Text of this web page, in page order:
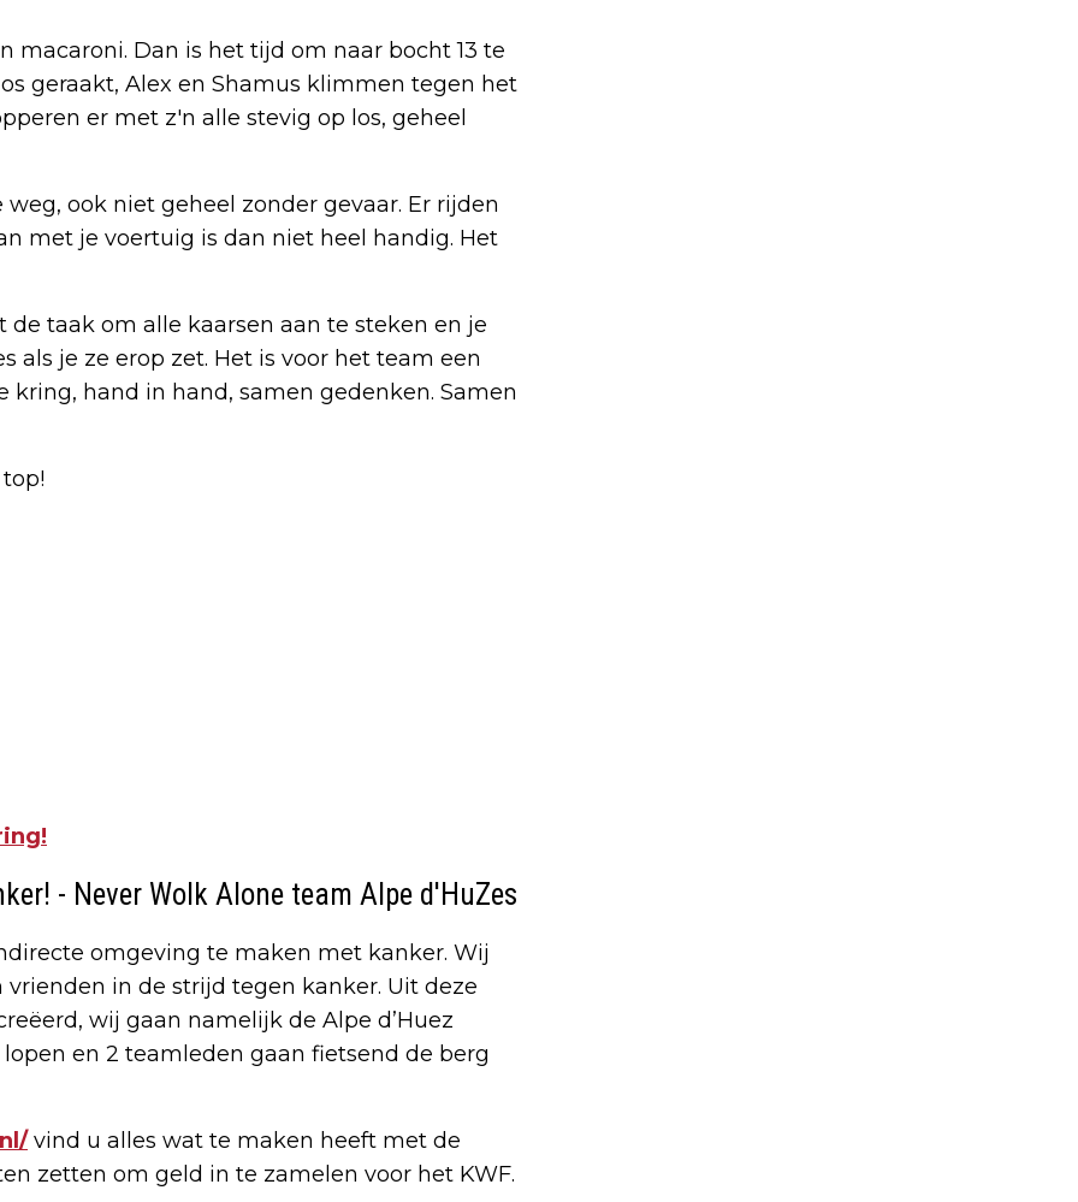
Dan is het tijd om naar bocht 13 te
geraakt, Alex en Shamus klimmen tegen het
er met z'n alle stevig op los, geheel
ook niet geheel zonder gevaar. Er rijden
met je voertuig is dan niet heel handig. Het
taak om alle kaarsen aan te steken en je
als je ze erop zet. Het is voor het team een
hand in hand, samen gedenken. Samen
- Never Wolk Alone team Alpe d'HuZes
omgeving te maken met kanker. Wij
in de strijd tegen kanker. Uit deze
wij gaan namelijk de Alpe d’Huez
en 2 teamleden gaan fietsend de berg
vind u alles wat te maken heeft met de
zetten om geld in te zamelen voor het KWF.